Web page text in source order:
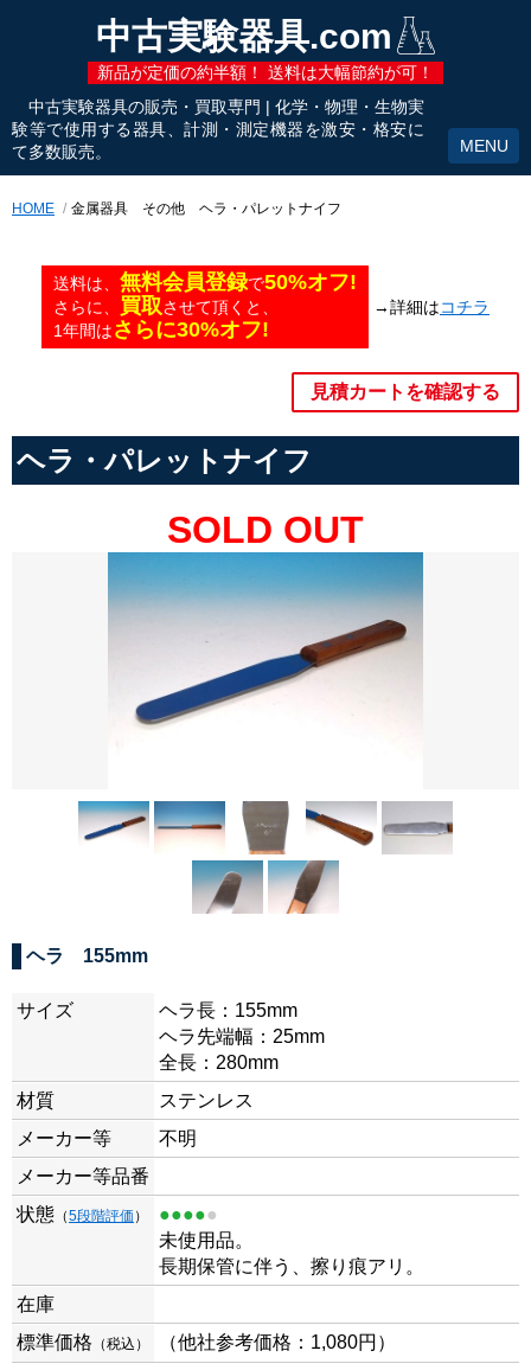
中古実験器具.com
新品が定価の約半額！ 送料は大幅節約が可！
中古実験器具の販売・買取専門 | 化学・物理・生物実
験等で使用する器具、計測・測定機器を激安・格安に
て多数販売。
HOME 金属器具 その他 ヘラ・パレットナイフ
送料は、 無料会員登録で50%オフ!
さらに、 買取させて頂くと、
1年間はさらに30%オフ!
→詳細はコチラ
見積カートを確認する
ヘラ・パレットナイフ
SOLD OUT
ヘラ 155mm
サイズ
ヘラ長：155mm
ヘラ先端幅：25mm
全長：280mm
材質
ステンレス
メーカー等
不明
メーカー等品番
状態 （5段階評価 ） ●●●●●
未使用品。
長期保管に伴う、擦り痕アリ。
在庫
標準価格 （税込） （他社参考価格：1,080円）